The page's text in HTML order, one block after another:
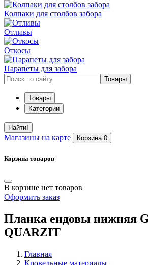
Колпаки для столбов забора
Отливы
Откосы
Парапеты для забора
Товары
Товары
Категории
Найти!
Магазины на карте Корзина 0
Корзина товаров
В корзине нет товаров
Оформить заказ
Планка ендовы нижняя
QUARZIT
Главная